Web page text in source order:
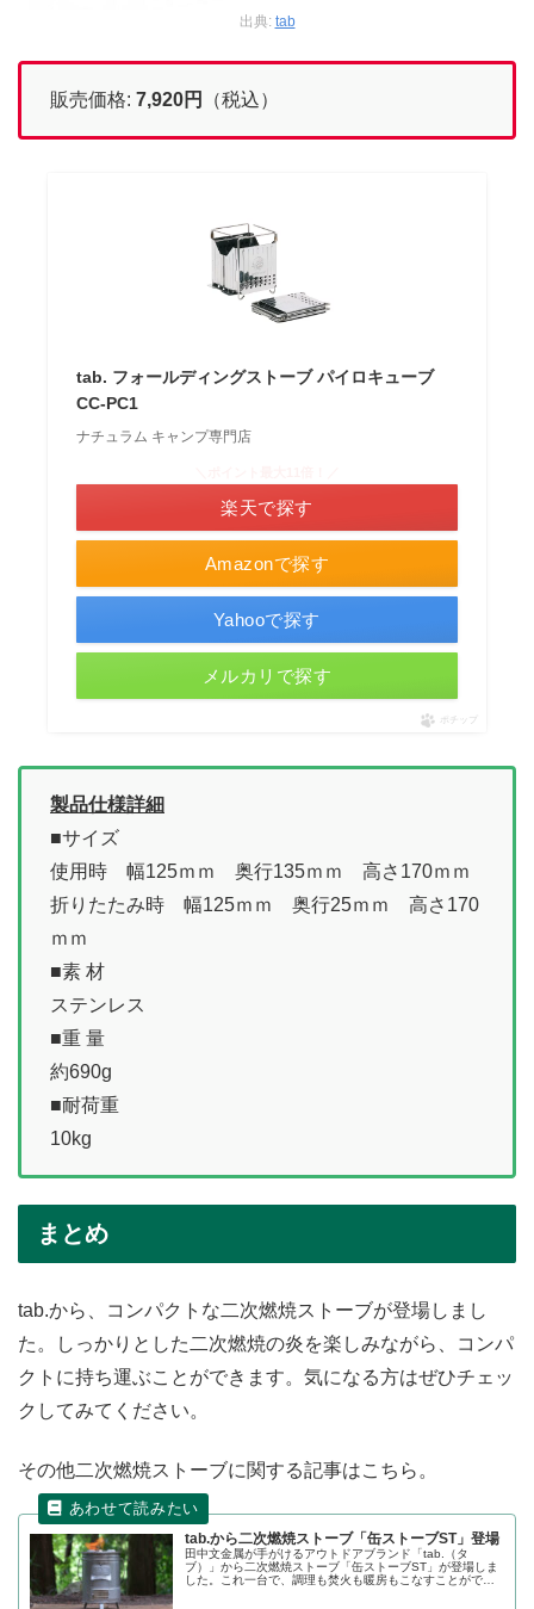
出典: tab
販売価格: 7,920円 （税込）
tab. フォールディングストーブ パイロキューブ
CC-PC1
ナチュラム キャンプ専門店
Amazonで探す
楽天で探す
Yahooで探す
メルカリで探す
ポチップ
製品仕様詳細
■サイズ
使用時 幅125ｍｍ 奥行135ｍｍ 高さ170ｍｍ
折りたたみ時 幅125ｍｍ 奥行25ｍｍ 高さ170
ｍｍ
■素 材
ステンレス
■重 量
約690g
■耐荷重
10kg
まとめ
tab.から、コンパクトな二次燃焼ストーブが登場しまし
た。しっかりとした二次燃焼の炎を楽しみながら、コンパ
クトに持ち運ぶことができます。気になる方はぜひチェッ
クしてみてください。
その他二次燃焼ストーブに関する記事はこちら。
tab.から二次燃焼ストーブ「缶ストーブST」登場
田中文金属が手がけるアウトドアブランド「tab.（タ
ブ）」から二次燃焼ストーブ「缶ストーブST」が登場しま
した。これ一台で、調理も焚火も暖房もこなすことがで